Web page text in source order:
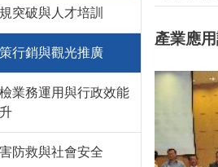
突破與人才培訓
行銷與觀光推廣
業務運用與行政效能
防救與社會安全
產業應